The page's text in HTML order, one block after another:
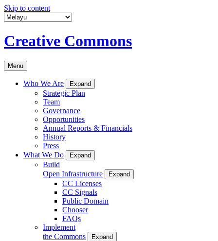
Skip to content
Creative Commons
Menu
Who We Are Expand
Strategic Plan
Team
Governance
Opportunities
Annual Reports & Financials
History
Press
What We Do
Expand
Build
Open Infrastructure
Expand
CC Licenses
CC Signals
Public Domain
Chooser
FAQs
Implement
the Commons
Expand